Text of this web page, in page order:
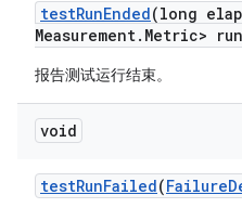
testRunEnded(long
Measurement. Metric> run
报告测试运行结束。
void
testRunFailed(Failure